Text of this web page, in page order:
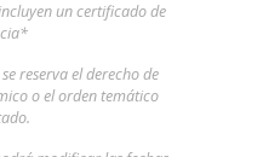
un certificado de
reserva el derecho de
o el orden temático